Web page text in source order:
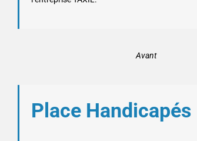
Avant
Place Handicapés